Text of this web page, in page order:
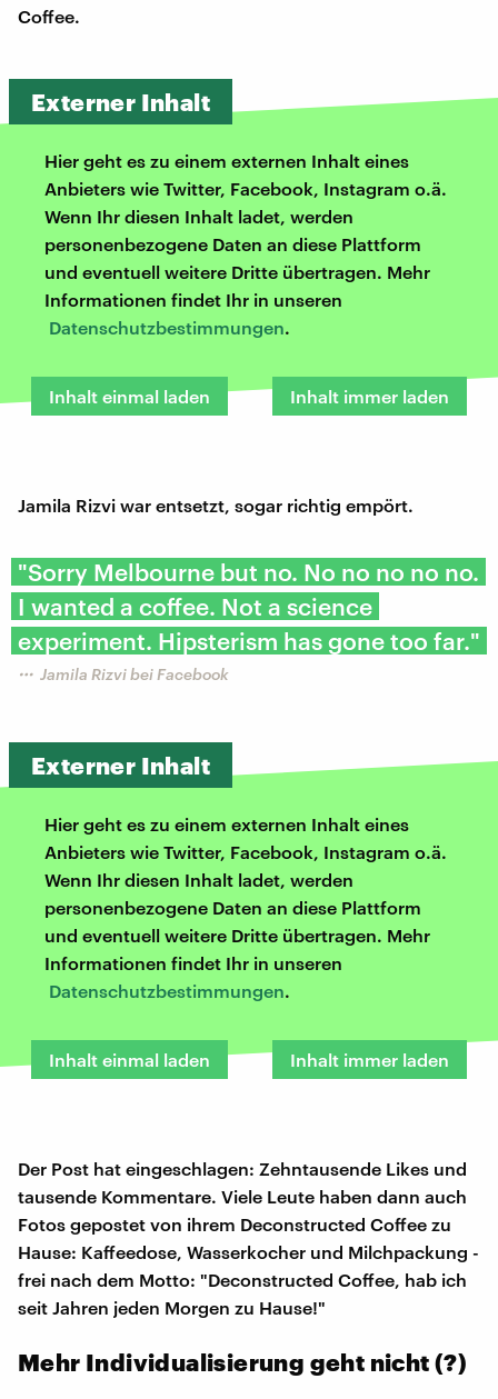
Coffee.
Externer Inhalt
Hier geht es zu einem externen Inhalt eines
Anbieters wie Twitter, Facebook, Instagram o.ä.
Wenn Ihr diesen Inhalt ladet, werden
personenbezogene Daten an diese Plattform
und eventuell weitere Dritte übertragen. Mehr
Informationen findet Ihr in unseren
Datenschutzbestimmungen.
Inhalt einmal laden Inhalt immer laden
Jamila Rizvi war entsetzt, sogar richtig empört.
"Sorry Melbourne but no. No no no no no.
I wanted a coffee. Not a science
experiment. Hipsterism has gone too far."
Jamila Rizvi bei Facebook
Externer Inhalt
Hier geht es zu einem externen Inhalt eines
Anbieters wie Twitter, Facebook, Instagram o.ä.
Wenn Ihr diesen Inhalt ladet, werden
personenbezogene Daten an diese Plattform
und eventuell weitere Dritte übertragen. Mehr
Informationen findet Ihr in unseren
Datenschutzbestimmungen.
Inhalt einmal laden Inhalt immer laden
Der Post hat eingeschlagen: Zehntausende Likes und
tausende Kommentare. Viele Leute haben dann auch
Fotos gepostet von ihrem Deconstructed Coffee zu
Hause: Kaffeedose, Wasserkocher und Milchpackung -
frei nach dem Motto: "Deconstructed Coffee, hab ich
seit Jahren jeden Morgen zu Hause!"
Mehr Individualisierung geht nicht (?)